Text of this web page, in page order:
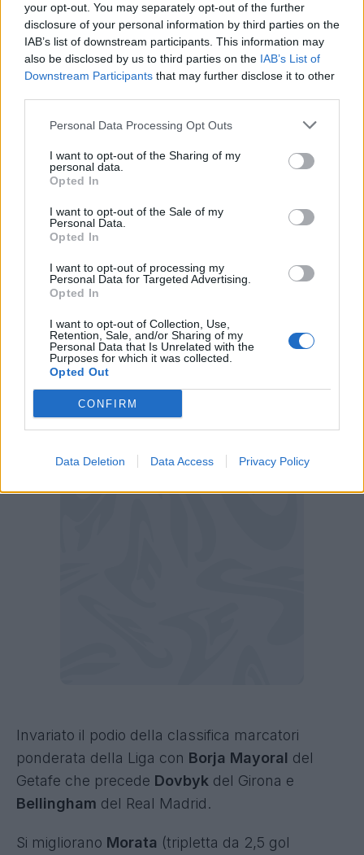
your opt-out. You may separately opt-out of the further
disclosure of your personal information by third parties on the
IAB’s list of downstream participants. This information may
also be disclosed by us to third parties on the IAB’s List of
Downstream Participants that may further disclose it to other
Personal Data Processing Opt Outs
I want to opt-out of the Sharing of my
personal data.
Opted In
I want to opt-out of the Sale of my
Personal Data.
Opted In
I want to opt-out of processing my
Personal Data for Targeted Advertising.
Opted In
I want to opt-out of Collection, Use,
Retention, Sale, and/or Sharing of my
Personal Data that Is Unrelated with the
Purposes for which it was collected.
Opted Out
CONFIRM
Data Deletion Data Access Privacy Policy
dell'1-1 e del definitivo 3-1 interno contro il
Brentford),Soucek(1-0 del West Ham United
nella vittoria per 2-0 in casa dell'Arsenal),
Douglas Luiz(rigore del 3-2 finale dei padroni di
casa in Arsenal-Burnley),De Cordova-Reid(2-1
finale del Fulham contro l'Arsenal) e
Lemina
LIGA
Invariato il podio della classifica marcatori
ponderata della Liga con Borja Mayoral del
Getafe che precede Dovbyk del Girona e
Bellingham del Real Madrid.
Si migliorano Morata (tripletta da 2,5 gol